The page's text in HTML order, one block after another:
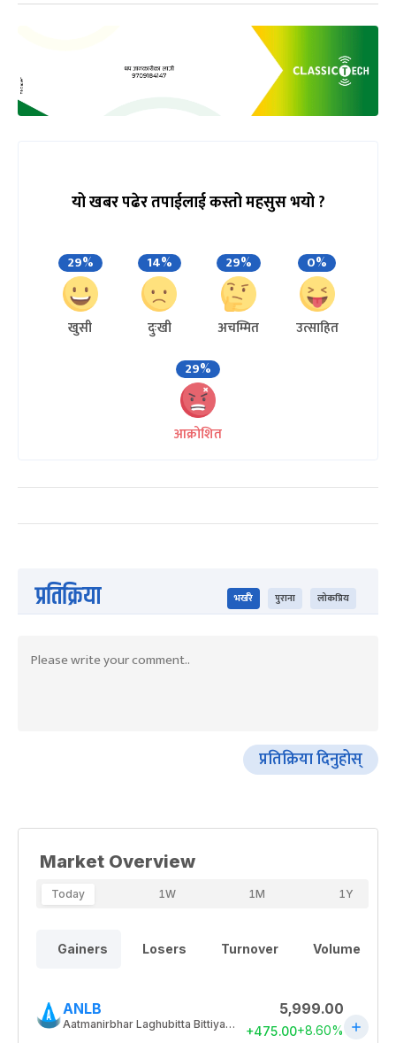
यो खबर पढेर तपाईलाई कस्तो महसुस भयो ?
29%
खुसी
14%
दुःखी
29%
अचम्मित
0%
उत्साहित
29%
आक्रोशित
प्रतिक्रिया भर्खरै पुराना लोकप्रिय
प्रतिक्रिया दिनुहोस्